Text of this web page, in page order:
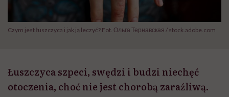
Czym jest łuszczyca i jak ją leczyć? Fot. Ольга Тернавская / stock.adobe.com
Łuszczyca szpeci, swędzi i budzi niechęć
otoczenia, choć nie jest chorobą zaraźliwą.